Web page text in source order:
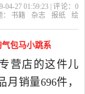
9岁少儿童励志
绘本故事图书
创图书专营店
志,报纸当中性
27 01:59:23 | 评论： 0
书籍 杂志 报纸
绘
包马小跳系
营店的这件儿
月销量696件，